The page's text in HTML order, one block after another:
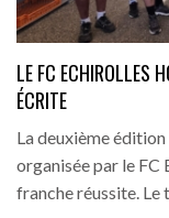
LE FC ECHIROLLES
ÉCRITE
La deuxième
organisée par le FC
franche réussite. Le